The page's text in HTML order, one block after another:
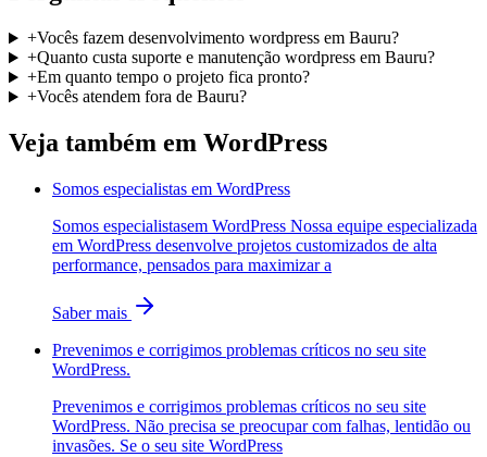
+Vocês fazem desenvolvimento wordpress em Bauru?
+Quanto custa suporte e manutenção wordpress em Bauru?
+Em quanto tempo o projeto fica pronto?
+Vocês atendem fora de Bauru?
Veja também em WordPress
Somos especialistas em WordPress
Somos especialistasem WordPress Nossa equipe especializada
em WordPress desenvolve projetos customizados de alta
performance, pensados para maximizar a
Saber mais
Prevenimos e corrigimos problemas críticos no seu site
WordPress.
Prevenimos e corrigimos problemas críticos no seu site
WordPress. Não precisa se preocupar com falhas, lentidão ou
invasões. Se o seu site WordPress